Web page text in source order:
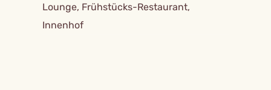
Lounge, Frühstücks-Restaurant,
Innenhof